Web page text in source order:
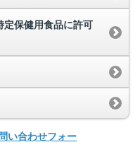
定保健用食品に許可
問い合わせフォー